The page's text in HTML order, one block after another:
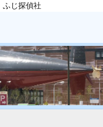
ふじ探偵社